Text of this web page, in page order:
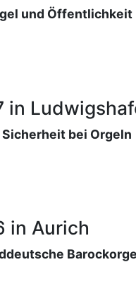
und Öffentlichkeit
in
bei Orgeln
in Aurich